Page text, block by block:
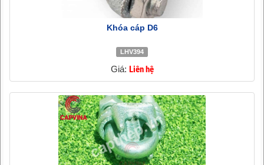
Khóa cáp D6
LHV394
Giá: Liên hệ